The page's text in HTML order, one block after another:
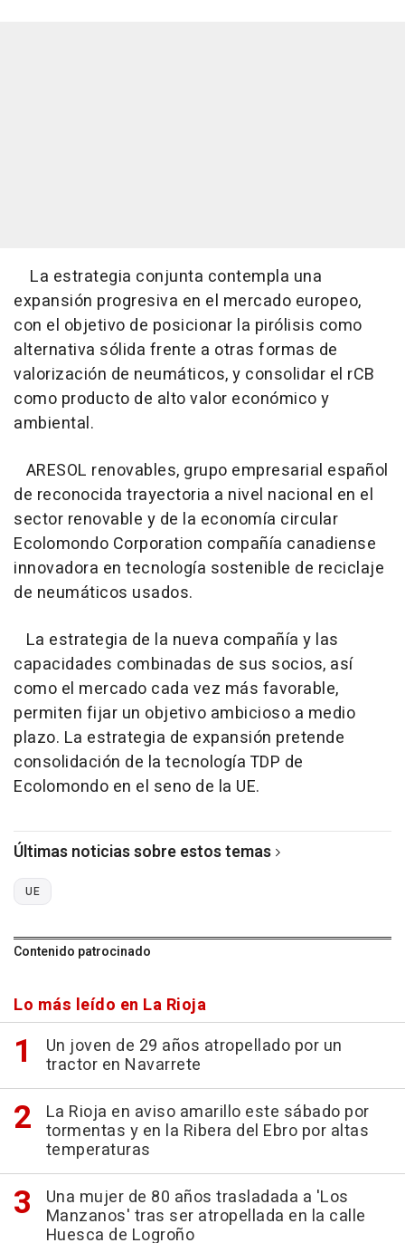
La estrategia conjunta contempla una
expansión progresiva en el mercado europeo,
con el objetivo de posicionar la pirólisis como
alternativa sólida frente a otras formas de
valorización de neumáticos, y consolidar el rCB
como producto de alto valor económico y
ambiental.
ARESOL renovables, grupo empresarial español
de reconocida trayectoria a nivel nacional en el
sector renovable y de la economía circular
Ecolomondo Corporation compañía canadiense
innovadora en tecnología sostenible de reciclaje
de neumáticos usados.
La estrategia de la nueva compañía y las
capacidades combinadas de sus socios, así
como el mercado cada vez más favorable,
permiten fijar un objetivo ambicioso a medio
plazo. La estrategia de expansión pretende
consolidación de la tecnología TDP de
Ecolomondo en el seno de la UE.
Últimas noticias sobre estos temas
UE
Contenido patrocinado
Lo más leído en La Rioja
Un joven de 29 años atropellado por un
tractor en Navarrete
La Rioja en aviso amarillo este sábado por
tormentas y en la Ribera del Ebro por altas
temperaturas
Una mujer de 80 años trasladada a 'Los
Manzanos' tras ser atropellada en la calle
Huesca de Logroño